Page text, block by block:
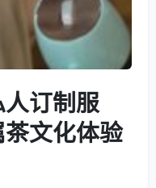
订制服
文化体验